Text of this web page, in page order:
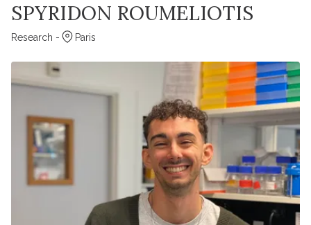
SPYRIDON ROUMELIOTIS
Research - Paris